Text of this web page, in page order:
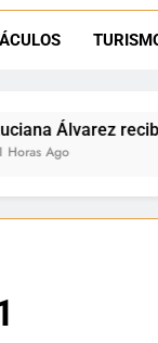
una gran
Premio San